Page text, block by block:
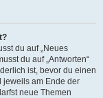
du auf „Neues
du auf „Antworten“
ist, bevor du einen
jeweils am Ende der
neue Themen